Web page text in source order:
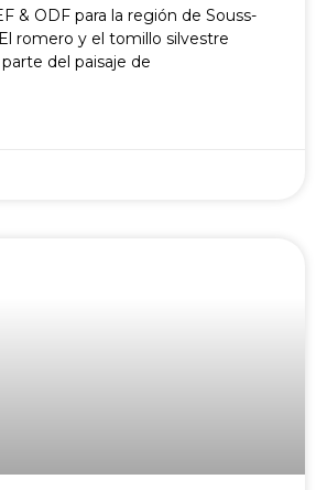
& ODF para la región de Souss-
romero y el tomillo silvestre
del paisaje de